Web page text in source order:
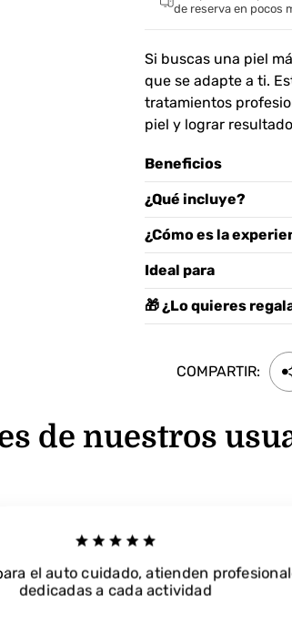
de reserva en pocos
Si buscas una piel
que se adapte a ti.
tratamientos
piel y lograr
Beneficios
¿Qué incluye?
¿Cómo es la
Ideal para
🎁 ¿Lo quieres
COMPARTIR:
de nuestros
el auto cuidado, atienden
dedicadas a cada actividad